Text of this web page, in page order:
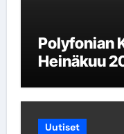
Polyfonian
Heinäkuu
Uutiset